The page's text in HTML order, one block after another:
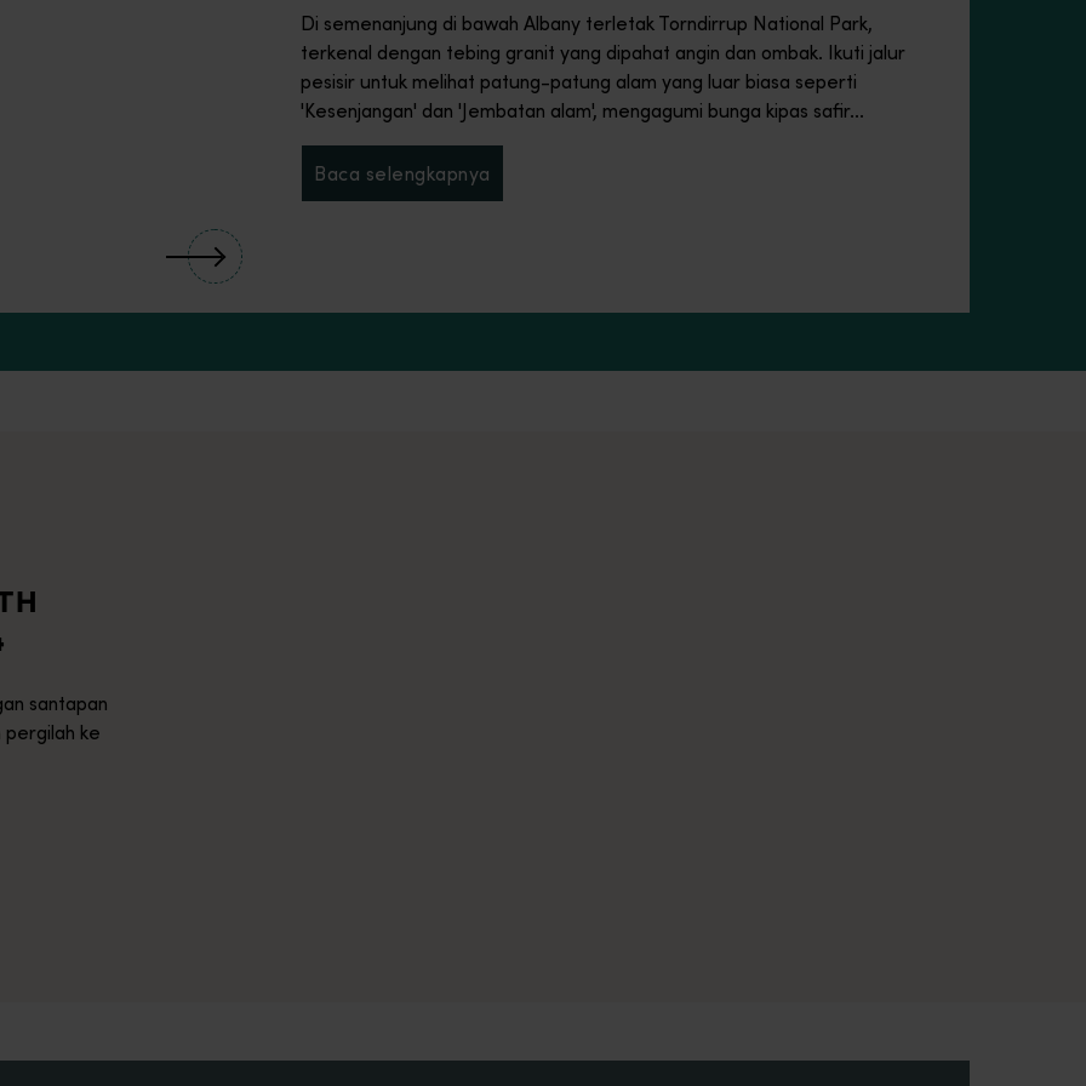
Di semenanjung di bawah Albany terletak Torndirrup National Park,
terkenal dengan tebing granit yang dipahat angin dan ombak. Ikuti jalur
pesisir untuk melihat patung-patung alam yang luar biasa seperti
'Kesenjangan' dan 'Jembatan alam', mengagumi bunga kipas safir...
Baca selengkapnya
Baca selengkapnya
santapan
pergilah ke